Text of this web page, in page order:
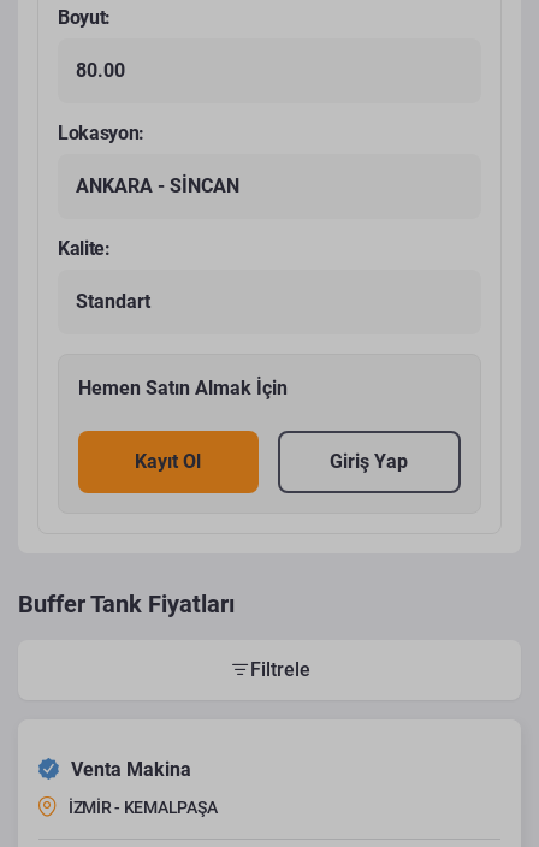
Boyut:
80.00
Lokasyon:
ANKARA - SİNCAN
Kalite:
Standart
Hemen Satın Almak İçin
Kayıt Ol Giriş Yap
Buffer Tank Fiyatları
Filtrele
Venta Makina
İZMİR - KEMALPAŞA